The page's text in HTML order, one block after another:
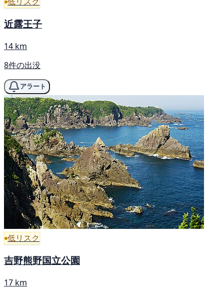
近露王子
14 km
8件の出没
アラート
低リスク
吉野熊野国立公園
17 km